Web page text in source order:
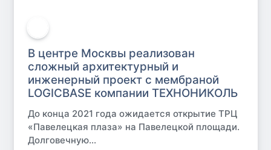
В центре Москвы реализован
сложный архитектурный и
инженерный проект с мембраной
LOGICBASE компании ТЕХНОНИКОЛЬ
До конца 2021 года ожидается открытие ТРЦ
«Павелецкая плаза» на Павелецкой площади.
Долговечную...